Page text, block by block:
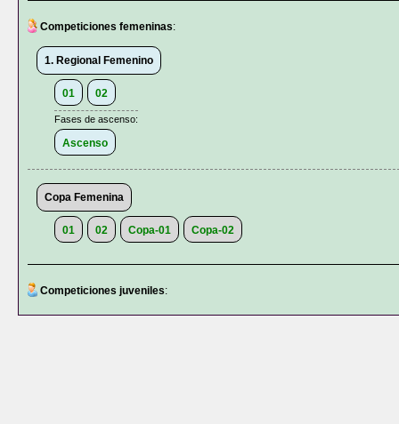
Competiciones femeninas:
1. Regional Femenino
01 02
Fases de ascenso:
Ascenso
Copa Femenina
01 02 Copa-01 Copa-02
Competiciones juveniles: